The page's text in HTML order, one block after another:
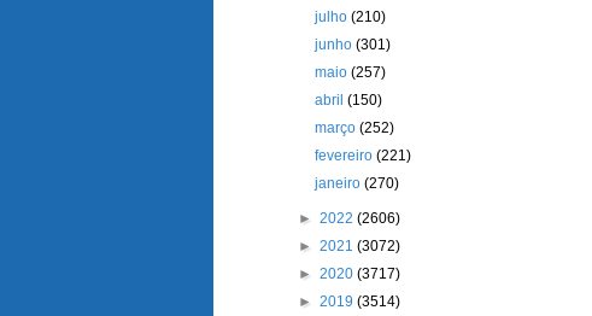
julho(210)
junho(301)
maio(257)
abril(150)
março(252)
fevereiro(221)
janeiro(270)
► 2022 (2606)
► 2021 (3072)
► 2020 (3717)
► 2019 (3514)